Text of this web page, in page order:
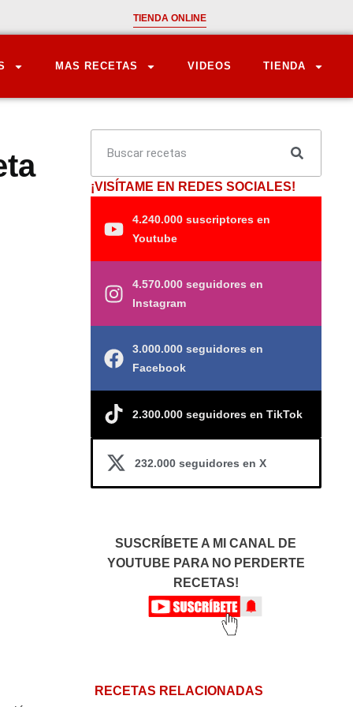
TIENDA ONLINE
MAS RECETAS VIDEOS TIENDA
¡VISÍTAME EN REDES SOCIALES!
4.240.000 suscriptores en
Youtube
4.570.000 seguidores en
Instagram
3.000.000 seguidores en
Facebook
2.300.000 seguidores en TikTok
232.000 seguidores en X
SUSCRÍBETE A MI CANAL DE
YOUTUBE PARA NO PERDERTE
RECETAS!
RECETAS RELACIONADAS